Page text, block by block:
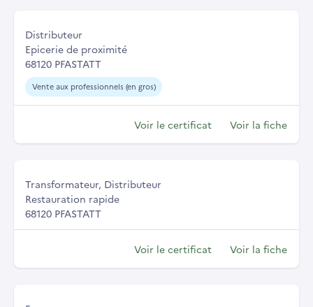
Distributeur
Epicerie de proximité
68120 PFASTATT
Vente aux professionnels (en gros)
Voir le certificat Voir la fiche
Transformateur, Distributeur
Restauration rapide
68120 PFASTATT
Voir le certificat Voir la fiche